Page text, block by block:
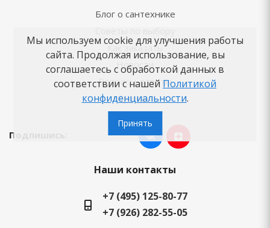
Блог о сантехнике
Как заказать
Новости
Вопросы-ответы
Бренды
Подпишись:
Наши контакты
+7 (495) 125-80-77
+7 (926) 282-55-05
Мы используем cookie для улучшения работы
сайта. Продолжая использование, вы
соглашаетесь с обработкой данных в
соответствии с нашей Политикой
конфиденциальности.
Принять